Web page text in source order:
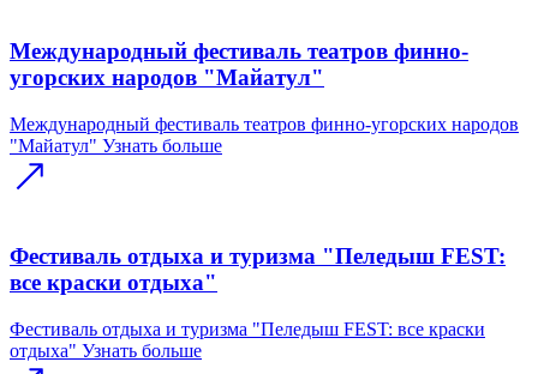
Международный фестиваль театров финно-
угорских народов "Майатул"
Международный фестиваль театров финно-угорских народов
"Майатул" Узнать больше
Фестиваль отдыха и туризма "Пеледыш FEST:
все краски отдыха"
Фестиваль отдыха и туризма "Пеледыш FEST: все краски
отдыха" Узнать больше